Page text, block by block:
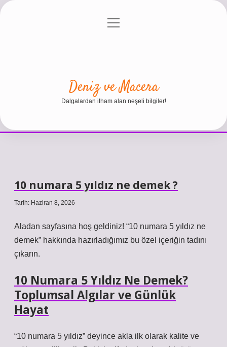
Gizlilik Politikası
menüyü
Deniz ve Macera
Dalgalardan ilham alan neşeli bilgiler!
10 numara 5 yıldız ne demek ?
Tarih: Haziran 8, 2026
Aladan sayfasına hoş geldiniz! “10 numara 5 yıldız ne
demek” hakkında hazırladığımız bu özel içeriğin tadını
çıkarın.
10 Numara 5 Yıldız Ne Demek?
Toplumsal Algılar ve Günlük
Hayat
“10 numara 5 yıldız” deyince akla ilk olarak kalite ve